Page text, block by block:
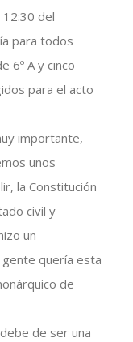
del
para todos
6º A y cinco
para el acto
importante,
unos
la Constitución
civil y
un
quería esta
de
de ser una